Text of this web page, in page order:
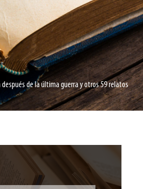
de la última guerra y otros 59 relatos